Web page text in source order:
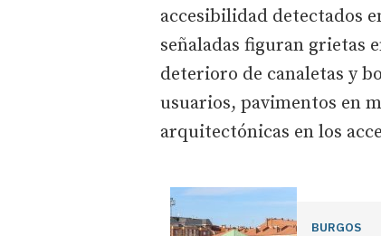
accesibilidad detectados
señaladas figuran grietas
deterioro de canaletas y
usuarios, pavimentos en
arquitectónicas en los
BURGOS